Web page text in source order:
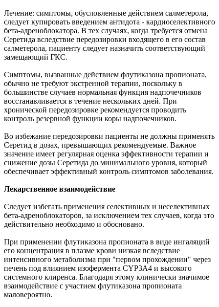
Лечение: симптомы, обусловленные действием салметерола,
следует купировать введением антидота - кардиоселективного
бета-адреноблокатора. В тех случаях, когда требуется отмена
Серетида вследствие передозировки входящего в его состав
салметерола, пациенту следует назначить соответствующий
замещающий ГКС.
Симптомы, вызванные действием флутиказона пропионата,
обычно не требуют экстренной терапии, поскольку в
большинстве случаев нормальная функция надпочечников
восстанавливается в течение нескольких дней. При
хронической передозировке рекомендуется проводить
контроль резервной функции коры надпочечников.
Во избежание передозировки пациенты не должны применять
Серетид в дозах, превышающих рекомендуемые. Важное
значение имеет регулярная оценка эффективности терапии и
снижение дозы Серетида до минимального уровня, который
обеспечивает эффективный контроль симптомов заболевания.
Лекарственное взаимодействие
Следует избегать применения селективных и неселективных
бета-адреноблокаторов, за исключением тех случаев, когда это
действительно необходимо и обосновано.
При применении флутиказона пропионата в виде ингаляций
его концентрация в плазме крови низкая вследствие
интенсивного метаболизма при "первом прохождении" через
печень под влиянием изофермента CYP3A4 и высокого
системного клиренса. Благодаря этому клинически значимое
взаимодействие с участием флутиказона пропионата
маловероятно.